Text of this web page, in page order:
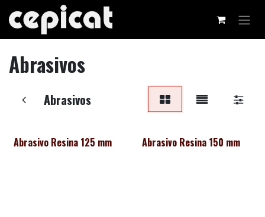
Ir al contenido
Abrasivos
Abrasivos
Abrasivo Resina 125 mm Abrasivo Resina 150 mm